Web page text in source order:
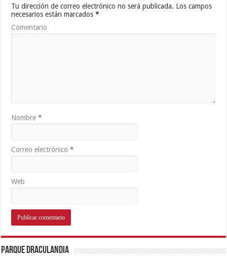
Tu dirección de correo electrónico no será publicada. Los campos
necesarios están marcados*
Comentario
Nombre*
Correo electrónico*
Web
Parque Draculandia